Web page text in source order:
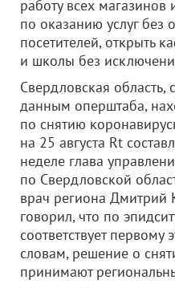
работу всех магазинов
по оказанию услуг без
посетителей, открыть
и школы без
Свердловская
данным оперштаба,
по снятию
на 25 августа Rt
неделе глава
по Свердловской
врач региона Дмитрий
говорил, что по
соответствует первому
словам, решение о
принимают